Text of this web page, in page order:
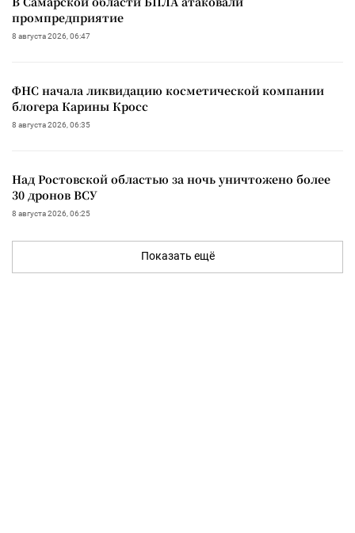
промпредприятие
8 августа 2026, 06:47
ФНС начала ликвидацию косметической компании
блогера Карины Кросс
8 августа 2026, 06:35
Над Ростовской областью за ночь уничтожено более
30 дронов ВСУ
8 августа 2026, 06:25
Показать ещё